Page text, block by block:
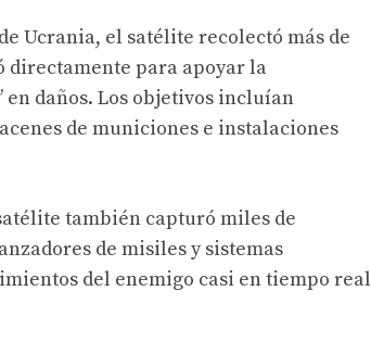
Ucrania, el satélite recolectó más de
directamente para apoyar la
daños. Los objetivos incluían
de municiones e instalaciones
también capturó miles de
de misiles y sistemas
del enemigo casi en tiempo real